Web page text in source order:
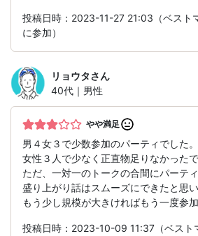
投稿日時：2023-11-27 21:03（ベスト
に参加）
リョウタさん
40代｜男性
やや満足
男４女３で少数参加のパーティでした。
女性３人で少なく正直物足りなかったで
ただ、一対一のトークの合間にパーティ
盛り上がり話はスムーズにできたと思い
もう少し規模が大きければもう一度参
投稿日時：2023-10-09 11:37（ベスト